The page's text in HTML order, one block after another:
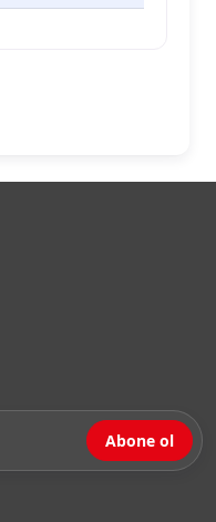
Abone ol